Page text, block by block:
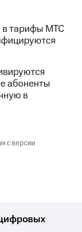
в тарифы МТС
абоненты
в
с версии